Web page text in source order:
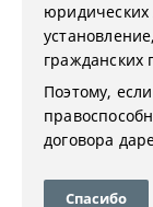
гражданских
Поэтому,
договора
Спасибо